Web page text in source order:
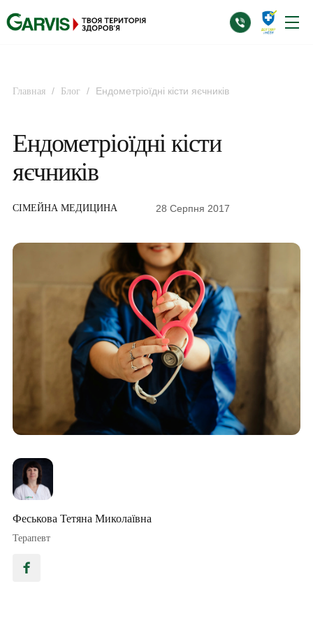
Главная / Блог / Ендометріоїдні кісти яєчників
Ендометріоїдні кісти
яєчників
СІМЕЙНА МЕДИЦИНА 28 Серпня 2017
Феськова Тетяна Миколаївна
Терапевт